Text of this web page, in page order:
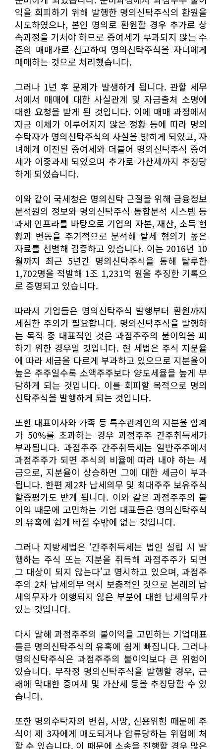
익을 회피하기 위해 발행한 명의신탁주식의 환원을
시도하였으나, 본인 명의로 환원할 경우 추가로 상
속과정을 거쳐야 하므로 증여세가 부과되지 않는 수
준의 매매가로 신고하여 명의신탁주식을 자녀에게
매매하는 것으로 처리했습니다.
그러나 1년 후 문제가 발생하게 됩니다. 관할 세무
서에서 매매에 대한 사실관계 및 자금출처 소명에
대한 요청을 받게 된 것입니다. 이에 매매 과정에서
자금 이체가 이루어지지 않은 정황 등에 따라 명의
수탁자가 명의신탁주식의 사실을 밝히게 되었고, 자
녀에게 이전된 증여세와 더불어 명의신탁주식 증여
세가 이중과세 되었으며 추가로 가산세까지 추징당
하게 되었습니다.
이와 같이 국세청은 명의신탁 근절을 위해 금융정보
분석원의 정보와 명의신탁주식 통합분석 시스템 등
과세 인프라를 바탕으로 기업의 자본, 재산, 소득 현
황과 변동을 주기적으로 분석해 탈세 혐의가 높은
자료를 선별해 검증하고 있습니다. 이는 2016년 10
월까지 최근 5년간 명의신탁주식을 통해 탈루한
1,702명을 적발해 1조 1,231억 원을 추징한 기록으
로 증명되고 있습니다.
따라서 기업들은 명의신탁주식 발행부터 환원까지
세심한 주의가 필요합니다. 명의신탁주식을 발행하
는 목적 중 대표적인 것은 과점주주의 불이익을 피
하기 위한 경우일 것입니다. 현 세법은 주식 지분율
에 따라 세금을 다르게 부과하고 있으므로 지분율이
높은 주주일수록 소액주주보다 양도세율을 높게 부
담하게 되는 것입니다. 이를 회피할 목적으로 명의
신탁주식을 발행하게 되는 것입니다.
또한 대표이사와 가족 등 특수관계인의 지분율 합계
가 50%를 초과하는 경우 과점주주 간주취득세가
부과됩니다. 과점주주 간주취득세는 일반주주에서
과점주주가 되면 주식의 비율에 따라 내야 하는 세
금으로, 지분율이 상승하면 그에 대한 세금이 부과
됩니다. 한편 제2차 납세의무 및 최대주주 보유주식
할증평가도 받게 됩니다. 이와 같은 과점주주의 불
이익 때문에 고민하는 기업 대표들은 명의신탁주식
의 유혹에 쉽게 빠질 수밖에 없는 것입니다.
그러나 지방세법은 ‘간주취득세는 법인 설립 시 발
행하는 주식 또는 지분을 취득해 과점주주가 되면
그 대상이 되지 않는다’고 명시하고 있으며, 과점주
주의 2차 납세의무 역시 보충적인 것으로 본래의 납
세의무자가 이행되지 않은 부분에 대한 납세의무가
있는 것입니다.
다시 말해 과점주주의 불이익을 고민하는 기업대표
들은 명의신탁주식의 유혹에 쉽게 빠집니다. 그러나
명의신탁주식은 과점주주의 불이익보다 큰 위험이
있습니다. 무작정 명의신탁주식을 발행할 경우, 근
래에 막대한 증여세 및 가산세 등을 추징당할 수 있
습니다.
또한 명의수탁자의 변심, 사망, 신용위험 때문에 주
식이 제 3자에게 매도되거나 압류당하는 위험에 처
할 수 있습니다. 이 때문에 소송을 진행할 경우 많은